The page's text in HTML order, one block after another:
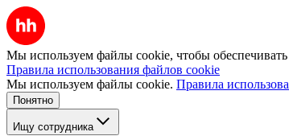
Мы используем файлы cookie, чтобы
Правила использования файлов cookie
Мы используем файлы cookie. Правила
Понятно
Ищу сотрудника